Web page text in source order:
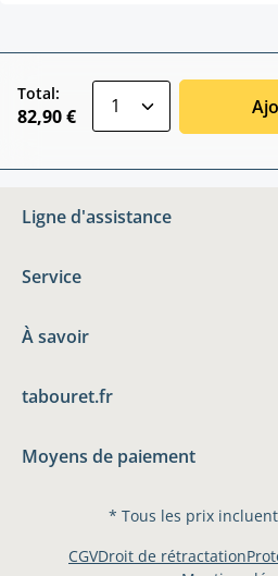
Total:
82,90 €
Ligne d'assistance
Service
À savoir
tabouret.fr
Moyens de paiement
* Tous les prix incluent
CGVDroit de rétractation